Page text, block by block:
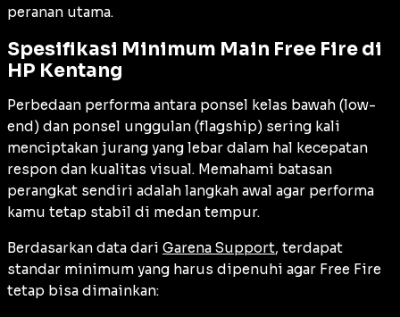
peranan utama.
Spesifikasi Minimum Main Free Fire di
HP Kentang
Perbedaan performa antara ponsel kelas bawah (low-
end) dan ponsel unggulan (flagship) sering kali
menciptakan jurang yang lebar dalam hal kecepatan
respon dan kualitas visual. Memahami batasan
perangkat sendiri adalah langkah awal agar performa
kamu tetap stabil di medan tempur.
Berdasarkan data dari Garena Support, terdapat
standar minimum yang harus dipenuhi agar Free Fire
tetap bisa dimainkan: